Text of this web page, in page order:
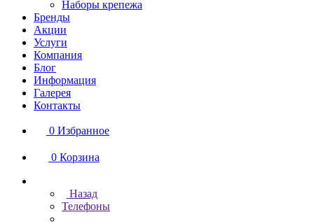
Наборы крепежа
Бренды
Акции
Услуги
Компания
Блог
Информация
Галерея
Контакты
0 Избранное
0 Корзина
Назад
Телефоны